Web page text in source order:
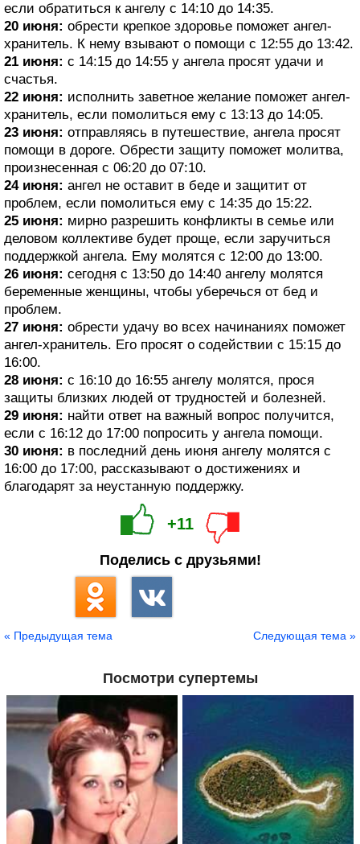
если обратиться к ангелу с 14:10 до 14:35.
20 июня: обрести крепкое здоровье поможет ангел-
хранитель. К нему взывают о помощи с 12:55 до 13:42.
21 июня: с 14:15 до 14:55 у ангела просят удачи и
счастья.
22 июня: исполнить заветное желание поможет ангел-
хранитель, если помолиться ему с 13:13 до 14:05.
23 июня: отправляясь в путешествие, ангела просят
помощи в дороге. Обрести защиту поможет молитва,
произнесенная с 06:20 до 07:10.
24 июня: ангел не оставит в беде и защитит от
проблем, если помолиться ему с 14:35 до 15:22.
25 июня: мирно разрешить конфликты в семье или
деловом коллективе будет проще, если заручиться
поддержкой ангела. Ему молятся с 12:00 до 13:00.
26 июня: сегодня с 13:50 до 14:40 ангелу молятся
беременные женщины, чтобы уберечься от бед и
проблем.
27 июня: обрести удачу во всех начинаниях поможет
ангел-хранитель. Его просят о содействии с 15:15 до
16:00.
28 июня: с 16:10 до 16:55 ангелу молятся, прося
защиты близких людей от трудностей и болезней.
29 июня: найти ответ на важный вопрос получится,
если с 16:12 до 17:00 попросить у ангела помощи.
30 июня: в последний день июня ангелу молятся с
16:00 до 17:00, рассказывают о достижениях и
благодарят за неустанную поддержку.
+11
Поделись с друзьями!
« Предыдущая тема Следующая тема »
Посмотри супертемы